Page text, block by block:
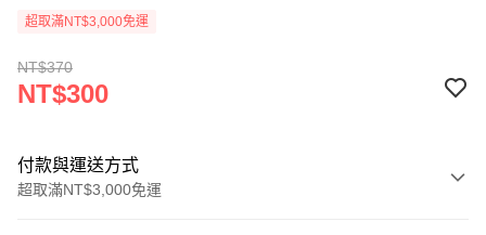
超取滿NT$3,000免運
NT$370
NT$300
付款與運送方式
超取滿NT$3,000免運